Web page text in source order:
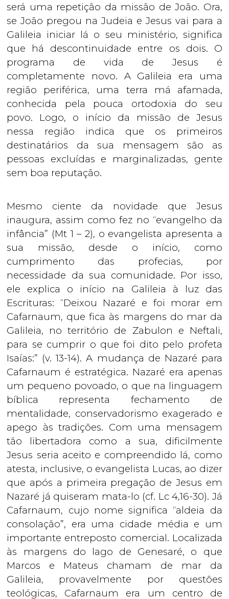
será uma repetição da missão de João. Ora,
se João pregou na Judeia e Jesus vai para a
Galileia iniciar lá o seu ministério, significa
que há descontinuidade entre os dois. O
programa de vida de Jesus é
completamente novo. A Galileia era uma
região periférica, uma terra má afamada,
conhecida pela pouca ortodoxia do seu
povo. Logo, o início da missão de Jesus
nessa região indica que os primeiros
destinatários da sua mensagem são as
pessoas excluídas e marginalizadas, gente
sem boa reputação.
Mesmo ciente da novidade que Jesus
inaugura, assim como fez no “evangelho da
infância” (Mt 1 – 2), o evangelista apresenta a
sua missão, desde o início, como
cumprimento das profecias, por
necessidade da sua comunidade. Por isso,
ele explica o início na Galileia à luz das
Escrituras: “Deixou Nazaré e foi morar em
Cafarnaum, que fica às margens do mar da
Galileia, no território de Zabulon e Neftali,
para se cumprir o que foi dito pelo profeta
Isaías:” (v. 13-14). A mudança de Nazaré para
Cafarnaum é estratégica. Nazaré era apenas
um pequeno povoado, o que na linguagem
bíblica representa fechamento de
mentalidade, conservadorismo exagerado e
apego às tradições. Com uma mensagem
tão libertadora como a sua, dificilmente
Jesus seria aceito e compreendido lá, como
atesta, inclusive, o evangelista Lucas, ao dizer
que após a primeira pregação de Jesus em
Nazaré já quiseram mata-lo (cf. Lc 4,16-30). Já
Cafarnaum, cujo nome significa “aldeia da
consolação”, era uma cidade média e um
importante entreposto comercial. Localizada
às margens do lago de Genesaré, o que
Marcos e Mateus chamam de mar da
Galileia, provavelmente por questões
teológicas, Cafarnaum era um centro de